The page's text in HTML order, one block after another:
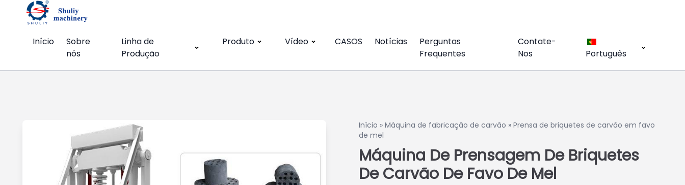
Início
Sobre
nós
Linha de
Produção
Produto Vídeo CASOS Notícias
Perguntas
Frequentes
Contate-
Nos
Português
Início » Máquina de fabricação de carvão » Prensa de briquetes de carvão em favo
de mel
Máquina De Prensagem De Briquetes
De Carvão De Favo De Mel